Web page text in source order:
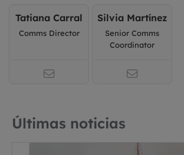
Tatiana Carral
Comms Director
Silvia Martínez
Senior Comms
Coordinator
Últimas noticias